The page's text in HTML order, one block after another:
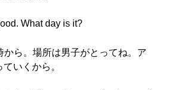
What day is it?
から。場所は男子がとってね。ア
いくから。